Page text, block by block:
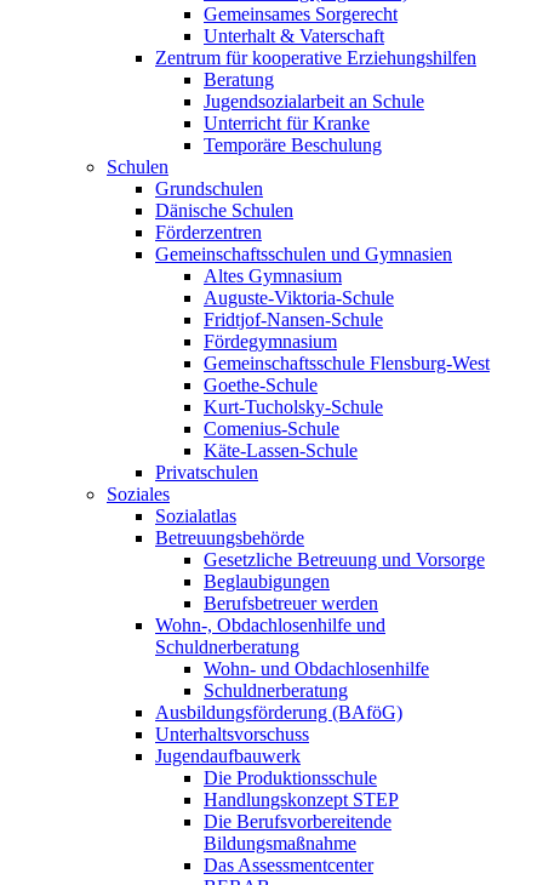
Gemeinsames Sorgerecht
Unterhalt & Vaterschaft
Zentrum für kooperative Erziehungshilfen
Beratung
Jugendsozialarbeit an Schule
Unterricht für Kranke
Temporäre Beschulung
Schulen
Grundschulen
Dänische Schulen
Förderzentren
Gemeinschaftsschulen und Gymnasien
Altes Gymnasium
Auguste-Viktoria-Schule
Fridtjof-Nansen-Schule
Fördegymnasium
Gemeinschaftsschule Flensburg-West
Goethe-Schule
Kurt-Tucholsky-Schule
Comenius-Schule
Käte-Lassen-Schule
Privatschulen
Soziales
Sozialatlas
Betreuungsbehörde
Gesetzliche Betreuung und Vorsorge
Beglaubigungen
Berufsbetreuer werden
Wohn-, Obdachlosenhilfe und
Schuldnerberatung
Wohn- und Obdachlosenhilfe
Schuldnerberatung
Ausbildungsförderung (BAföG)
Unterhaltsvorschuss
Jugendaufbauwerk
Die Produktionsschule
Handlungskonzept STEP
Die Berufsvorbereitende
Bildungsmaßnahme
Das Assessmentcenter